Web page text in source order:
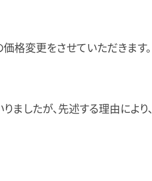
格変更をさせていただきます。
したが、先述する理由により、